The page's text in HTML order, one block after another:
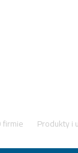
firmie Produkty i